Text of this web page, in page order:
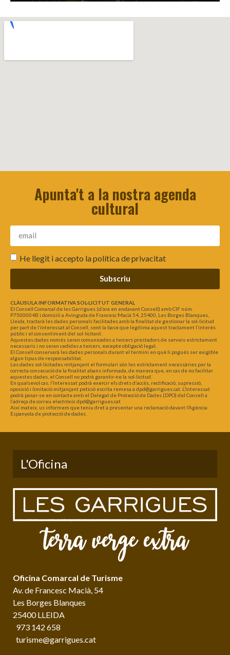
Apunta't a la nostra agenda
cultural
He llegit i accepto lapolítica de privacitat
Subscriu
CLÀUSULA INFORMATIVA SOL·LICITUT GENERAL
El Consell Comarcal de les Garrigues (d’ara en endavant Consell) amb CIF núm.
P7500004B i domicili a Avinguda de Francesc Macià 54, 25400, Les Borges Blanques,
Lleida, tractarà les dades personals facilitades amb la finalitat de gestionar la sol·licitud
per part de l’interessat al Consell, sent la base que legitima aquest tractament l’interès
públic i el consentiment del sol·licitant.
Aquestes dades només seran comunicades a tercers prestadors de serveis estrictament
necessaris i no seran cedides a tercers, excepte obligació legal.
El Consell conservarà les dades personals durant el termini en què li pogués ser exigible
algun tipus de responsabilitat.
Les dades sol·licitades mitjançant el formulari són les estrictament necessàries per la
correcta consecució de la finalitat abans informada, de manera que, en cas de no facilitar
aquestes dades, el Consell no podrà garantir-ne la sol·licitud.
En qualsevol cas, l’Interessat podrà exercir els drets d’accés, rectificació, supressió,
oposició i limitació mitjançant petició escrita remesa a dpd@garrigues.cat. L’Interessat
podrà posar-se en contacte amb el Delegat de Protecció de Dades (DPO) del Consell a
l’adreça de correu electrònic dpd@garrigues.cat
Així mateix, us informem que teniu dret a presentar una reclamació davant l’Agència
Espanyola de protecció de dades.
L'Oficina
Oficina Comarcal de Turisme
Av. de Francesc Macià, 54
Les Borges Blanques
25400 LLEIDA
973 142 658
turisme@garrigues.cat